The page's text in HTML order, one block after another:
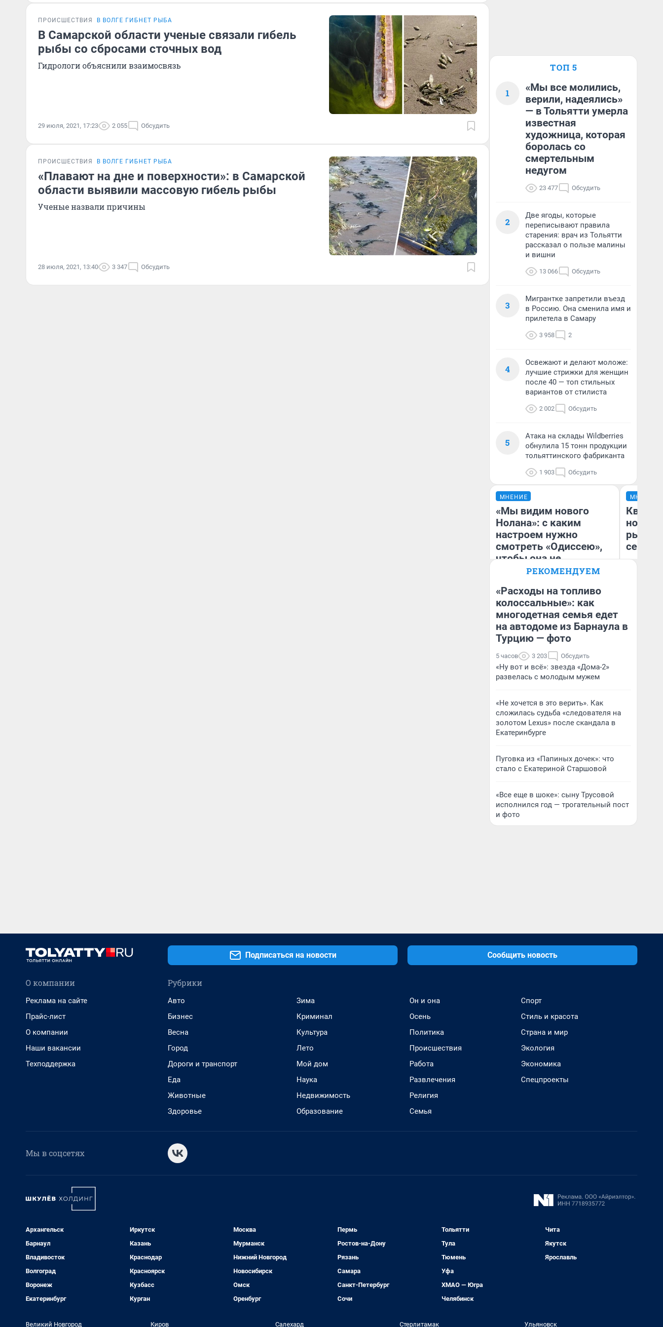
ПРОИСШЕСТВИЯ В ВОЛГЕ ГИБНЕТ РЫБА
В Самарской области ученые связали гибель
рыбы со сбросами сточных вод
Гидрологи объяснили взаимосвязь
29 июля, 2021, 17:23 2 055 Обсудить
ПРОИСШЕСТВИЯ В ВОЛГЕ ГИБНЕТ РЫБА
«Плавают на дне и поверхности»: в Самарской
области выявили массовую гибель рыбы
Ученые назвали причины
28 июля, 2021, 13:40 3 347 Обсудить
ТОП 5
1
«Мы все молились,
верили, надеялись»
— в Тольятти умерла
известная
художница, которая
боролась со
смертельным
недугом
23 477 Обсудить
2
Две ягоды, которые
переписывают правила
старения: врач из Тольятти
рассказал о пользе малины
и вишни
13 066 Обсудить
3
Мигрантке запретили въезд
в Россию. Она сменила имя и
прилетела в Самару
3 958 2
4
Освежают и делают моложе:
лучшие стрижки для женщин
после 40 — топ стильных
вариантов от стилиста
2 002 Обсудить
5
Атака на склады Wildberries
обнулила 15 тонн продукции
тольяттинского фабриканта
1 903 Обсудить
МНЕНИЕ
«Мы видим нового
Нолана»: с каким
настроем нужно
смотреть «Одиссею»,
чтобы она не
выглядела как фиаско
Надежда Губарь
МНЕНИЕ
но
рынок
РЕКОМЕНДУЕМ
«Расходы на топливо
колоссальные»: как
многодетная семья едет
на автодоме из Барнаула в
Турцию — фото
5 часов 3 203 Обсудить
«Ну вот и всё»: звезда «Дома-2»
развелась с молодым мужем
«Не хочется в это верить». Как
сложилась судьба «следователя на
золотом Lexus» после скандала в
Екатеринбурге
Пуговка из «Папиных дочек»: что
стало с Екатериной Старшовой
«Все еще в шоке»: сыну Трусовой
исполнился год — трогательный пост
и фото
Подписаться на новости Сообщить новость
О компании
Реклама на сайте
Прайс-лист
О компании
Наши вакансии
Техподдержка
Рубрики
Авто
Бизнес
Весна
Город
Дороги и транспорт
Еда
Животные
Здоровье
Зима
Криминал
Культура
Лето
Мой дом
Наука
Недвижимость
Образование
Он и она
Осень
Политика
Происшествия
Работа
Развлечения
Религия
Семья
Спорт
Стиль и красота
Страна и мир
Экология
Экономика
Спецпроекты
Мы в соцсетях
Архангельск
Барнаул
Владивосток
Волгоград
Воронеж
Екатеринбург
Иркутск
Казань
Краснодар
Красноярск
Кузбасс
Курган
Москва
Мурманск
Нижний Новгород
Новосибирск
Омск
Оренбург
Пермь
Ростов-на-Дону
Рязань
Самара
Санкт-Петербург
Сочи
Тольятти
Тула
Тюмень
Уфа
ХМАО — Югра
Челябинск
Чита
Якутск
Ярославль
Великий Новгород Киров Салехард Стерлитамак Ульяновск